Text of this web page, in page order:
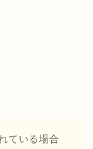
ている場合